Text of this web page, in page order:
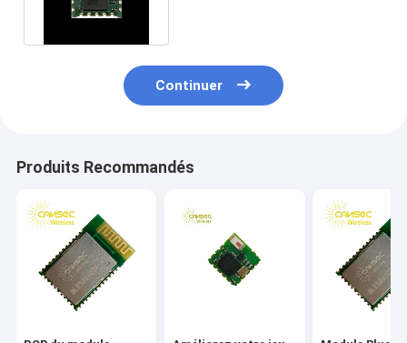
Continuer
Produits Recommandés